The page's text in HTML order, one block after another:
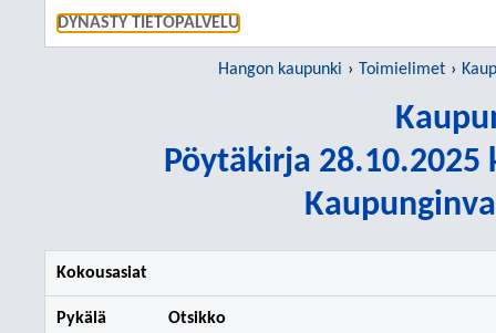
DYNASTY TIETOPALVELU
Hangon kaupunki Toimielimet
Pöytäkirja 28.10.2025
Kokousasiat
Pykälä Otsikko